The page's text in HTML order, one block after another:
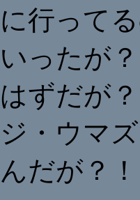
行って
ったが
ずだが
・ウマ
だが？